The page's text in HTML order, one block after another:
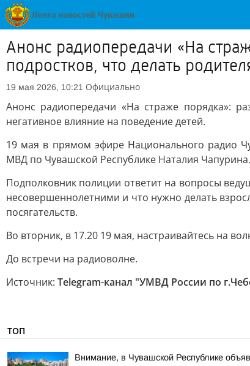
Анонс радиопередачи «На
подростков, что делать
19 мая 2026, 10:21 Официально
Анонс радиопередачи «На страже порядка»:
негативное влияние на поведение детей.
19 мая в прямом эфире Национального радио
МВД по Чувашской Республике Наталия Чапурина.
Подполковник полиции ответит на вопросы
несовершеннолетними и что нужно делать
посягательств.
Во вторник, в 17.20 19 мая, настраивайтесь на
До встречи на радиоволне.
Источник: Telegram-канал "УМВД России по
ТОП
Внимание, в Чувашской Республике